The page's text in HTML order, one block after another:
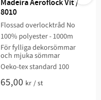
Madeira Aeroflock Vit /
8010
Flossad overlocktråd No
100% polyester - 1000m
För fylliga dekorsömmar
och mjuka sömmar
Oeko-tex standard 100
65,00 kr /st